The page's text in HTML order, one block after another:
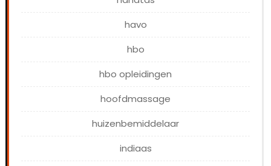
havo
hbo
hbo opleidingen
hoofdmassage
huizenbemiddelaar
indiaas